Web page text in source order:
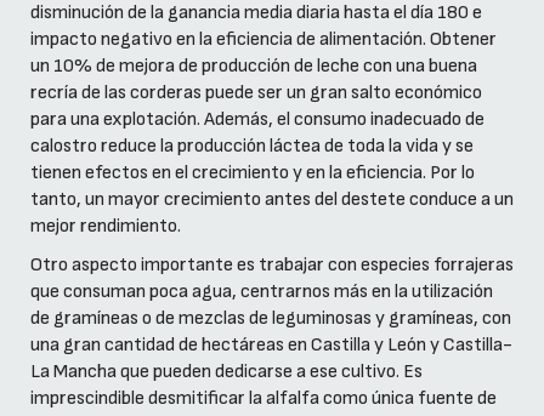
disminución de la ganancia media diaria hasta el día 180 e
impacto negativo en la eficiencia de alimentación. Obtener
un 10% de mejora de producción de leche con una buena
recría de las corderas puede ser un gran salto económico
para una explotación. Además, el consumo inadecuado de
calostro reduce la producción láctea de toda la vida y se
tienen efectos en el crecimiento y en la eficiencia. Por lo
tanto, un mayor crecimiento antes del destete conduce a un
mejor rendimiento.
Otro aspecto importante es trabajar con especies forrajeras
que consuman poca agua, centrarnos más en la utilización
de gramíneas o de mezclas de leguminosas y gramíneas, con
una gran cantidad de hectáreas en Castilla y León y Castilla-
La Mancha que pueden dedicarse a ese cultivo. Es
imprescindible desmitificar la alfalfa como única fuente de